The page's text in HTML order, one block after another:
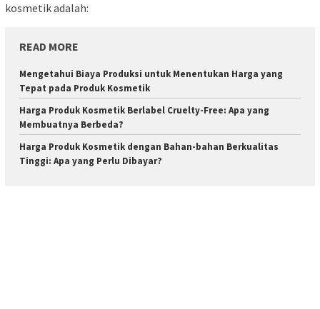
kosmetik adalah:
READ MORE
Mengetahui Biaya Produksi untuk Menentukan Harga yang
Tepat pada Produk Kosmetik
Harga Produk Kosmetik Berlabel Cruelty-Free: Apa yang
Membuatnya Berbeda?
Harga Produk Kosmetik dengan Bahan-bahan Berkualitas
Tinggi: Apa yang Perlu Dibayar?